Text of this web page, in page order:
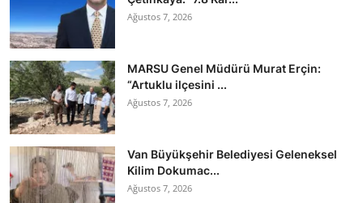
Ağustos 7, 2026
MARSU Genel Müdürü Murat Erçin:
“Artuklu ilçesini ...
Ağustos 7, 2026
Van Büyükşehir Belediyesi Geleneksel
Kilim Dokumac...
Ağustos 7, 2026